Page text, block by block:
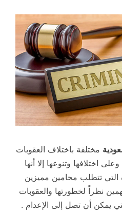
مختلفة باختلاف العقوبات
اختلافها وتنوعها إلا أنها
التي تتطلب محامين مميزين
نظراً لخطورتها والعقوبات
يمكن أن تصل إلى الإعدام .